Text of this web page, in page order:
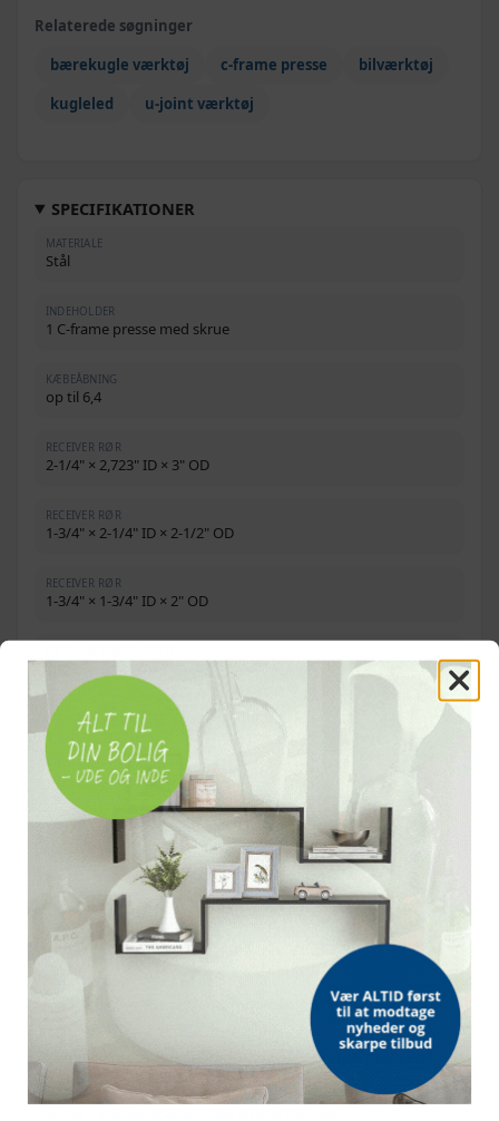
Relaterede søgninger
bærekugle værktøj
c-frame presse
bilværktøj
kugleled
u-joint værktøj
SPECIFIKATIONER
MATERIALE
Stål
INDEHOLDER
1 C‑frame presse med skrue
KÆBEÅBNING
op til 6,4
RECEIVER RØR
2‑1/4" × 2,723" ID × 3" OD
RECEIVER RØR
1‑3/4" × 2‑1/4" ID × 2‑1/2" OD
RECEIVER RØR
1‑3/4" × 1‑3/4" ID × 2" OD
AFTAGNINGSADAPTER
1,148" × 1/2" ID × 3" OD
Leveres i bæretaske
OFTE STILLEDE SPØRGSMÅL
Hvad kan sættet bruges til?
Hvilket materiale er delene lavet af?
Følger der en opbevaringsløsning med?
Hvor stor er kæbeåbningen på C‑frame pressen?
Bemærk: FAQ er vejledende information. Vi tager forbehold for fejl og